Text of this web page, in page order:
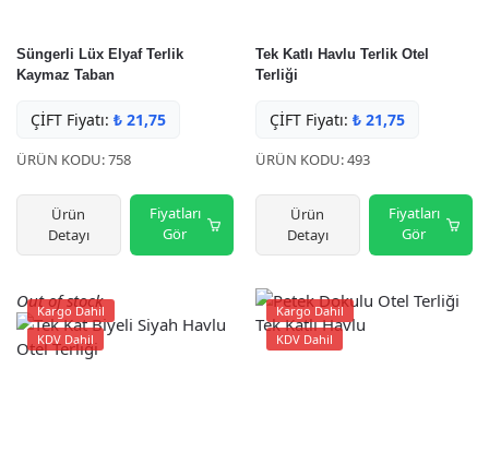
Süngerli Lüx Elyaf Terlik
Kaymaz Taban
ÇİFT Fiyatı: ₺ 21,75
ÜRÜN KODU: 758
Ürün
Detayı
Fiyatları
Gör
Tek Katlı Havlu Terlik Otel
Terliği
ÇİFT Fiyatı: ₺ 21,75
ÜRÜN KODU: 493
Ürün
Detayı
Fiyatları
Gör
Kargo Dahil
KDV Dahil
Out of stock
Kargo Dahil
KDV Dahil